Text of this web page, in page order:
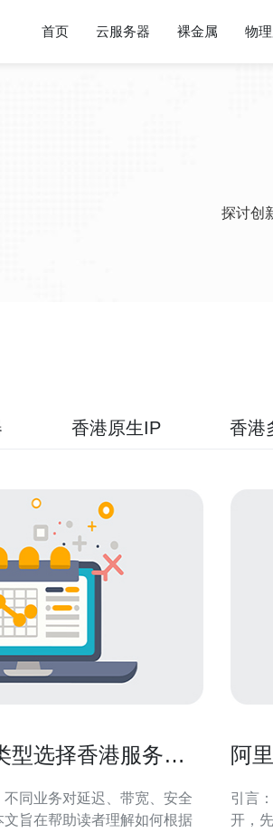
首页 云服务器 裸金属 物
探讨创
香港原生IP 香港
型选择香港服务器
同业务对延迟、带宽、安全
旨在帮助读者理解如何根据
阿
引言
开，